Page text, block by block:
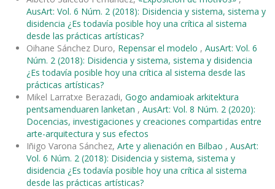
AusArt: Vol. 6 Núm. 2 (2018): Disidencia y sistema, sistema y
disidencia ¿Es todavía posible hoy una crítica al sistema
desde las prácticas artísticas?
Oihane Sánchez Duro, Repensar el modelo , AusArt: Vol. 6
Núm. 2 (2018): Disidencia y sistema, sistema y disidencia
¿Es todavía posible hoy una crítica al sistema desde las
prácticas artísticas?
Mikel Larratxe Berazadi, Gogo andamioak arkitektura
pentsamenduaren lanketan , AusArt: Vol. 8 Núm. 2 (2020):
Docencias, investigaciones y creaciones compartidas entre
arte-arquitectura y sus efectos
Iñigo Varona Sánchez, Arte y alienación en Bilbao , AusArt:
Vol. 6 Núm. 2 (2018): Disidencia y sistema, sistema y
disidencia ¿Es todavía posible hoy una crítica al sistema
desde las prácticas artísticas?